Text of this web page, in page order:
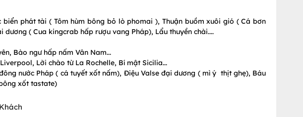
biển phát tài ( Tôm hùm bông bỏ lò phomai ), Thuận buồm xuôi gió ( Cá bơn
( Cua kingcrab hấp rượu vang Pháp), Lẩu thuyền chài....
Bào ngư hấp nấm Vân Nam...
Lời chào từ La Rochelle, Bí mật Sicilia...
nước Pháp ( cá tuyết xốt nấm), Điệu Valse đại dương ( mì ý thịt ghẹ), Báu
xốt tastate)